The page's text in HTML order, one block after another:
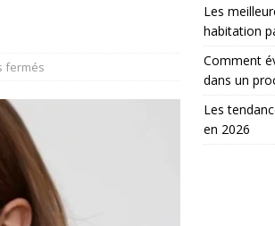
fermés
Les
habitation
Comment
dans un
Les
en 2026